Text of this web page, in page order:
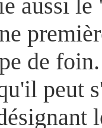
aussi le
de
peut